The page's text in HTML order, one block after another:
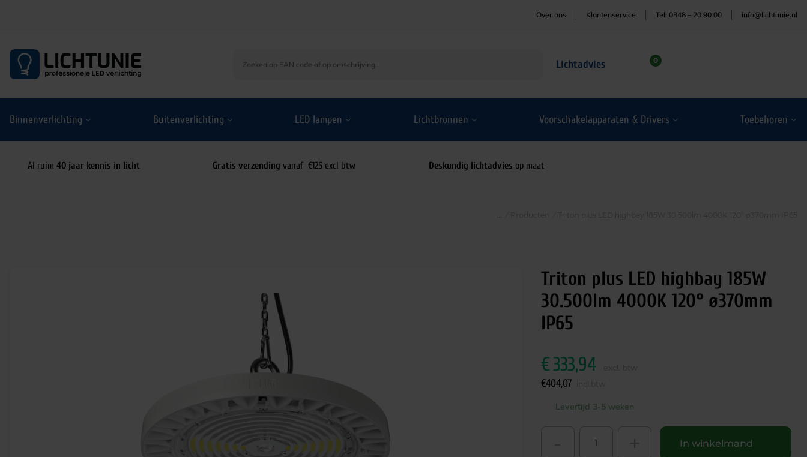
Over ons Klantenservice Tel: 0348 – 20 90 00 info@lichtunie.nl
Lichtadvies 0
Binnenverlichting Buitenverlichting LED lampen Lichtbronnen Voorschakelapparaten & Drivers Toebehoren
Al ruim 40 jaar kennis in licht Gratis verzending vanaf €125 excl btw Deskundig lichtadvies op maat
Triton plus LED highbay 185W
30.500lm 4000K 120° ø370mm
IP65
€333,94
€404,07
Levertijd 3-5 weken
In winkelmand